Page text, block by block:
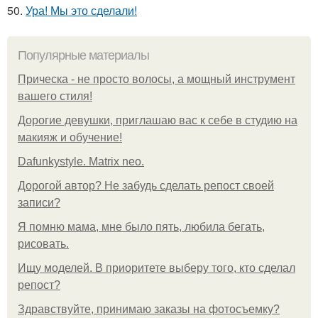
50. Ура! Мы это сделали!
Популярные материалы
Прическа - не просто волосы, а мощный инструмент
вашего стиля!
Дорогие девушки, приглашаю вас к себе в студию на
макияж и обучение!
Dafunkystyle. Matrix neo.
Дорогой автор? Не забудь сделать репост своей
записи?
Я помню мама, мне было пять, любила бегать,
рисовать.
Ищу моделей. В приоритете выберу того, кто сделал
репост?
Здравствуйте, принимаю заказы на фотосъемку?